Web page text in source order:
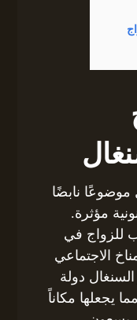
موضوعًا نابضًا
مؤثرة.
للزواج في
الاجتماعي
دولة
يجعلها مكاناً